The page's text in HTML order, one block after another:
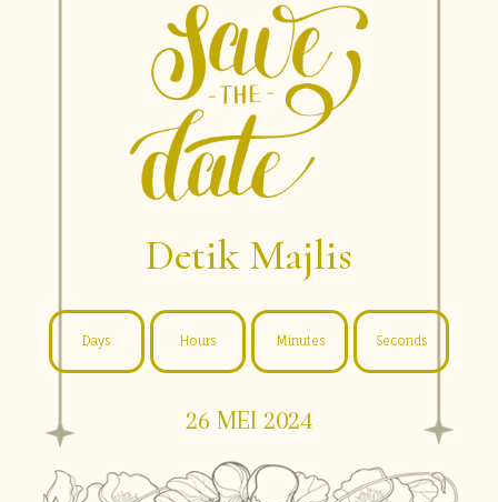
Detik Majlis
Days Hours Minutes Seconds
26 MEI 2024